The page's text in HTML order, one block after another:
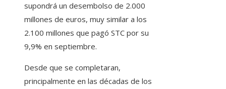
supondrá un desembolso de 2.000
millones de euros, muy similar a los
2.100 millones que pagó STC por su
9,9% en septiembre.
Desde que se completaran,
principalmente en las décadas de los